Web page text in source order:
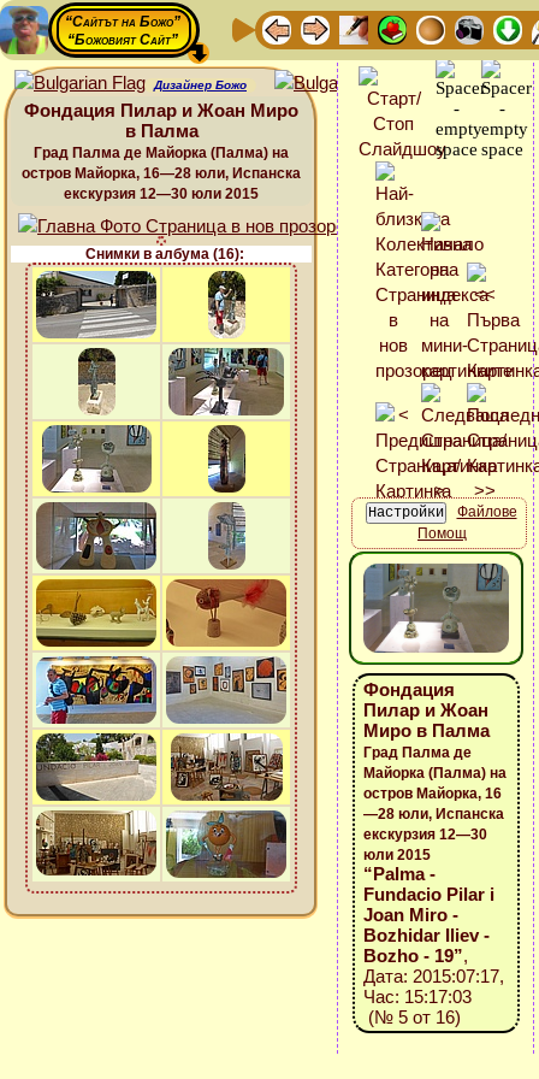
“Сайтът на Божо”
“Божовият Сайт”
Дизайнер Божо
Фондация Пилар и Жоан Миро
в Палма
Град Палма де Майорка (Палма) на
остров Майорка, 16—28 юли, Испанска
екскурзия 12—30 юли 2015
Снимки в албума (16):
Файлове
Помощ
Фондация
Пилар и Жоан
Миро в Палма
Град Палма де
Майорка (Палма) на
остров Майорка, 16
—28 юли, Испанска
екскурзия 12—30
юли 2015
“Palma -
Fundacio Pilar i
Joan Miro -
Bozhidar Iliev -
Bozho - 19”,
Дата: 2015:07:17,
Час: 15:17:03
(№ 5 от 16)